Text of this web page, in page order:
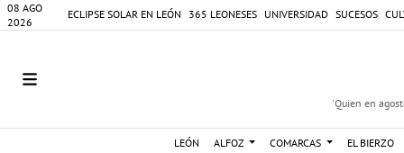
08 AGO
2026
ECLIPSE SOLAR EN LEÓN 365 LEONESES UNIVERSIDAD SUCESOS
'Quien en
LEÓN ALFOZ COMARCAS EL BIERZO